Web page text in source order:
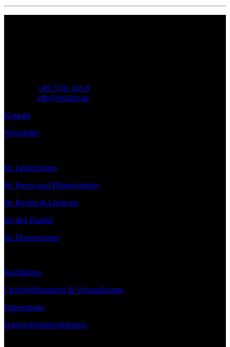
+49 7156 163-0
info@reclam.de
Kontakt
Newsletter
für Lehrer:innen
für Presse und Blogger:innen
für Rechte & Lizenzen
für den Handel
für Dozent:innen
Rechtliches
Lieferbedingungen & Versandkosten
Datenschutz
Barrierefreiheitserklärung